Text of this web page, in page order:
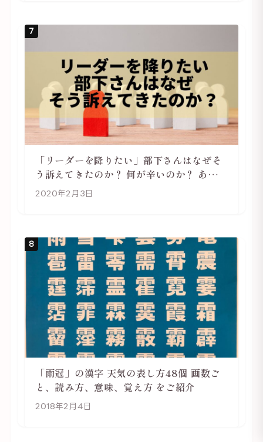
7
「リーダーを降りたい」部下さんはなぜそ
う訴えてきたのか？ 何が辛いのか？ あらた
めて考えてみる
2020年2月3日
8
「雨冠」の漢字 天気の表し方48個 画数ご
と、読み方、意味、覚え方 をご紹介
2018年2月4日